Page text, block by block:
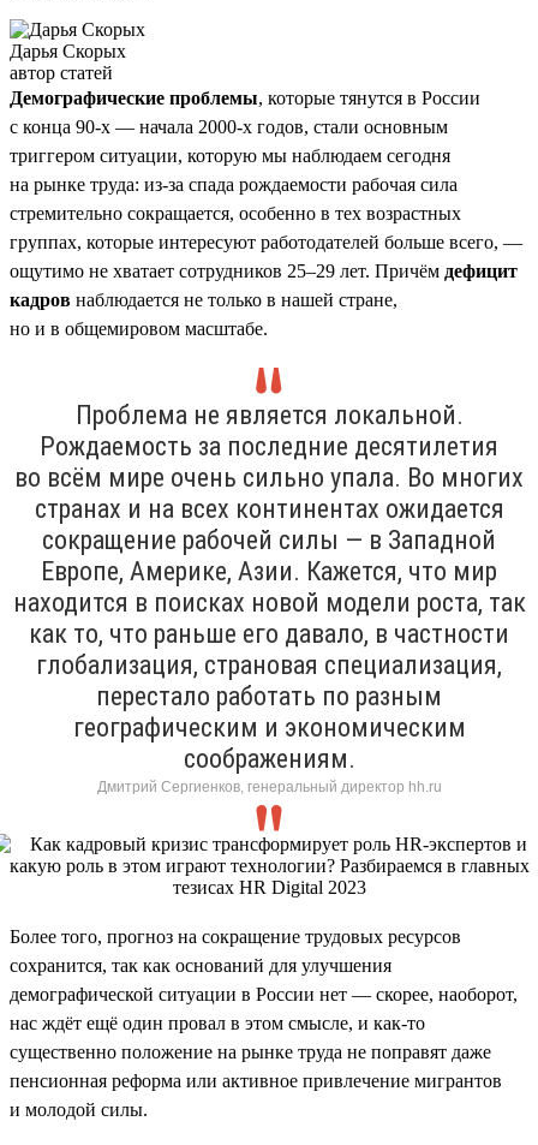
Дарья Скорых
автор статей
Демографические проблемы, которые тянутся в России
с конца 90-х — начала 2000-х годов, стали основным
триггером ситуации, которую мы наблюдаем сегодня
на рынке труда: из-за спада рождаемости рабочая сила
стремительно сокращается, особенно в тех возрастных
группах, которые интересуют работодателей больше всего, —
ощутимо не хватает сотрудников 25–29 лет. Причём дефицит
кадров наблюдается не только в нашей стране,
но и в общемировом масштабе.
Проблема не является локальной.
Рождаемость за последние десятилетия
во всём мире очень сильно упала. Во многих
странах и на всех континентах ожидается
сокращение рабочей силы — в Западной
Европе, Америке, Азии. Кажется, что мир
находится в поисках новой модели роста, так
как то, что раньше его давало, в частности
глобализация, страновая специализация,
перестало работать по разным
географическим и экономическим
соображениям.
Дмитрий Сергиенков, генеральный директор hh.ru
Более того, прогноз на сокращение трудовых ресурсов
сохранится, так как оснований для улучшения
демографической ситуации в России нет — скорее, наоборот,
нас ждёт ещё один провал в этом смысле, и как-то
существенно положение на рынке труда не поправят даже
пенсионная реформа или активное привлечение мигрантов
и молодой силы.